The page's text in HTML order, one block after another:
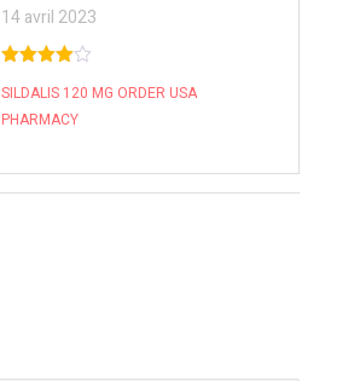
14 avril 2023
5
SILDALIS 120 MG ORDER USA
PHARMACY